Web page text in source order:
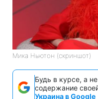
Мика Ньютон (скриншот)
Будь в курсе, а
содержание
Украина в Google